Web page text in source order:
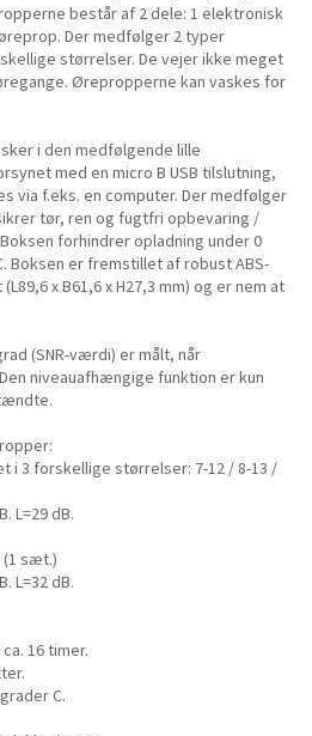
består af 2 dele: 1 elektronisk
Der medfølger 2 typer
størrelser. De vejer ikke meget
Ørepropperne kan vaskes for
i den medfølgende lille
med en micro B USB tilslutning,
via f.eks. en computer. Der medfølger
tør, ren og fugtfri opbevaring /
forhindrer opladning under 0
Boksen er fremstillet af robust ABS-
x B61,6 x H27,3 mm) og er nem at
(SNR-værdi) er målt, når
niveauafhængige funktion er kun
i 3 forskellige størrelser: 7-12 / 8-13 /
L=29 dB.
(1 sæt.)
L=32 dB.
16 timer.
C.